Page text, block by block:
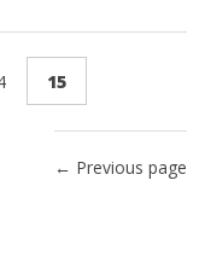
15
← Previous page